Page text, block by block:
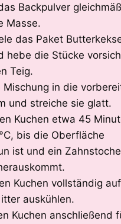
Backpulver
Masse.
das Paket
hebe die Stücke
Teig.
Mischung in die
und streiche sie glatt.
Kuchen etwa 45
bis die Oberfläche
ist und ein
Kuchen vollständig auf
auskühlen.
Kuchen anschließend